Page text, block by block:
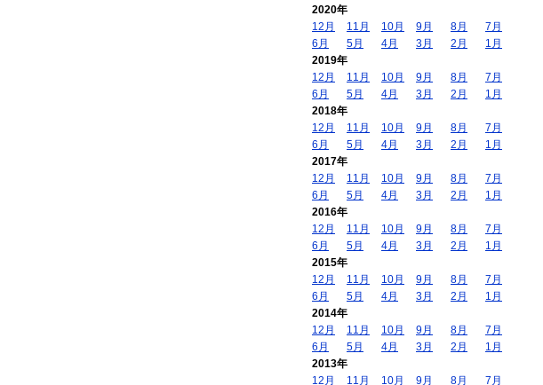
2020年
12月
11月 10月 9月 8月
7月
6月
5月 4月 3月 2月
1月
2019年
12月
11月 10月 9月 8月
7月
6月
5月 4月 3月 2月
1月
2018年
12月
11月 10月 9月 8月
7月
6月
5月 4月 3月 2月
1月
2017年
12月
11月 10月 9月 8月
7月
6月
5月 4月 3月 2月
1月
2016年
12月
11月 10月 9月 8月
7月
6月
5月 4月 3月 2月
1月
2015年
12月
11月 10月 9月 8月
7月
6月
5月 4月 3月 2月
1月
2014年
12月
11月 10月 9月 8月
7月
6月
5月 4月 3月 2月
1月
2013年
12月
11月 10月 9月 8月 7月